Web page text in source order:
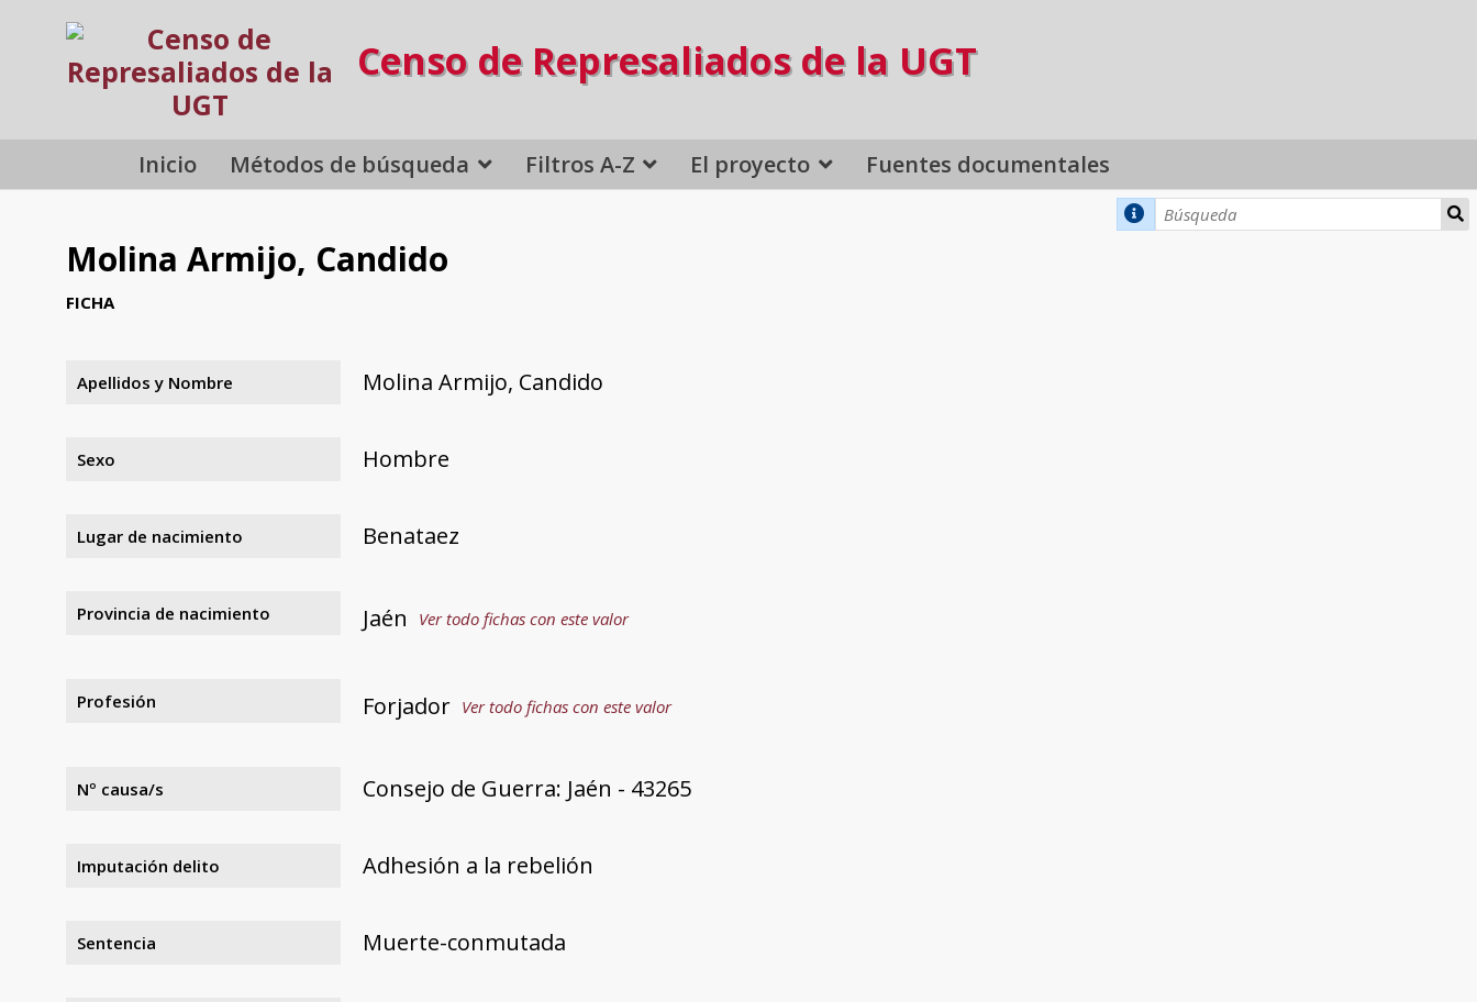
Censo de Represaliados de la UGT
Inicio Métodos de búsqueda Filtros A-Z El proyecto Fuentes documentales
Molina Armijo, Candido
FICHA
Apellidos y Nombre Molina Armijo, Candido
Sexo Hombre
Lugar de nacimiento Benataez
Provincia de nacimiento Jaén Ver todo fichas con este valor
Profesión Forjador Ver todo fichas con este valor
Nº causa/s Consejo de Guerra: Jaén - 43265
Imputación delito Adhesión a la rebelión
Sentencia Muerte-conmutada